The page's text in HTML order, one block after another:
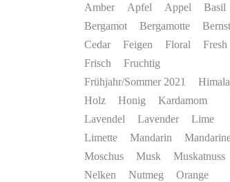
Amber
Apfel Appel
Basil
Bergamot
Bergamotte
Cedar
Feigen Floral
Fresh
Frisch
Fruchtig
Frühjahr/Sommer 2021
Holz
Honig
Kardamom
Lavendel
Lavender
Lime
Limette
Mandarin
Moschus
Musk
Muskatnuss
Nelken
Nutmeg
Orange